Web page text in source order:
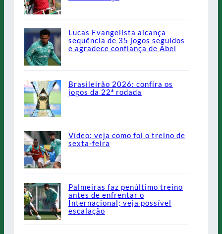
Lucas Evangelista alcança
sequência de 35 jogos seguidos
e agradece confiança de Abel
Brasileirão 2026: confira os
jogos da 22ª rodada
Vídeo: veja como foi o treino de
sexta-feira
Palmeiras faz penúltimo treino
antes de enfrentar o
Internacional; veja possível
escalação